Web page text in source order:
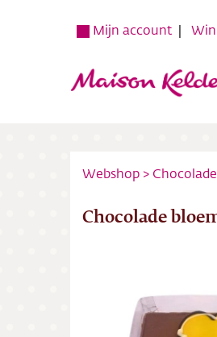
Mijn account
Webshop >
Chocolade